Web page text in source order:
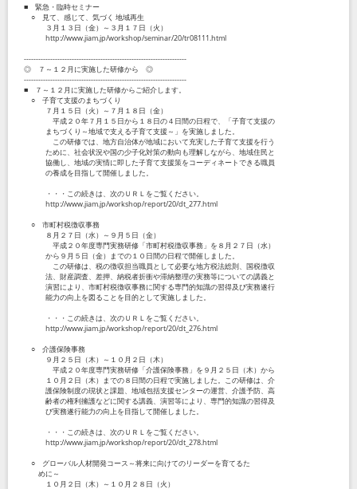
■ 緊急・臨時セミナー
○ 見て、感じて、気づく 地域再生
３月１３日（金）～３月１７日（火）
http://www.jiam.jp/workshop/seminar/20/tr08111.html
--------------------------------------------------------------------
◎ ７～１２月に実施した研修から ◎
--------------------------------------------------------------------
■ ７～１２月に実施した研修からご紹介します。
○ 子育て支援のまちづくり
７月１５日（火）～７月１８日（金）
平成２０年７月１５日から１８日の４日間の日程で、「子育て支援の
まちづくり～地域で支える子育て支援～」を実施しました。
この研修では、地方自治体が地域において充実した子育て支援を行う
ために、社会状況や国の少子化対策の動向も理解しながら、地域住民と
協働し、地域の実情に即した子育て支援策をコーディネートできる職員
の養成を目指して開催しました。
・・・この続きは、次のＵＲＬをご覧ください。
http://www.jiam.jp/workshop/report/20/dt_277.html
○ 市町村税徴収事務
８月２７日（水）～９月５日（金）
平成２０年度専門実務研修「市町村税徴収事務」を８月２７日（水）
から９月５日（金）までの１０日間の日程で開催しました。
この研修は、税の徴収担当職員として必要な地方税法総則、国税徴収
法、財産調査、差押、納税者折衝や滞納整理の実務等についての講義と
演習により、市町村税徴収事務に関する専門的知識の習得及び実務遂行
能力の向上を図ることを目的として実施しました。
・・・この続きは、次のＵＲＬをご覧ください。
http://www.jiam.jp/workshop/report/20/dt_276.html
○ 介護保険事務
９月２５日（木）～１０月２日（木）
平成２０年度専門実務研修「介護保険事務」を９月２５日（木）から
１０月２日（木）までの８日間の日程で実施しました。この研修は、介
護保険制度の現状と課題、地域包括支援センターの運営、介護予防、高
齢者の権利擁護などに関する講義、演習等により、専門的知識の習得及
び実務遂行能力の向上を目指して開催しました。
・・・この続きは、次のＵＲＬをご覧ください。
http://www.jiam.jp/workshop/report/20/dt_278.html
○ グローバル人材開発コース～将来に向けてのリーダーを育てるた
めに～
１０月２日（木）～１０月２８日（火）